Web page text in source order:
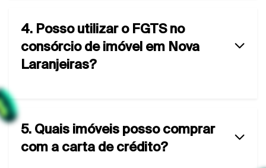
4. Posso utilizar o FGTS no
consórcio de imóvel em Nova
Laranjeiras?
5. Quais imóveis posso comprar
com a carta de crédito?